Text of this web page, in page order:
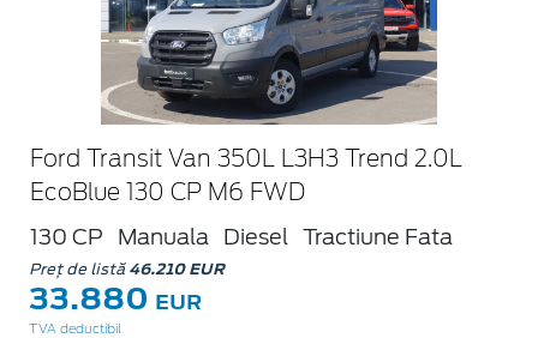
Ford Transit Van 350L L3H3 Trend 2.0L
EcoBlue 130 CP M6 FWD
130 CP Manuala Diesel Tractiune Fata
Preț de listă46.210 EUR
33.880 EUR
TVA deductibil